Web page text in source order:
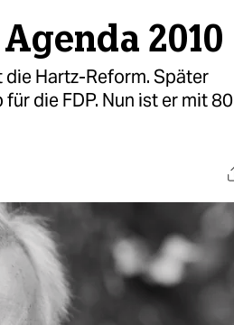
2010
Hartz-Reform. Später
die FDP. Nun ist er mit 80